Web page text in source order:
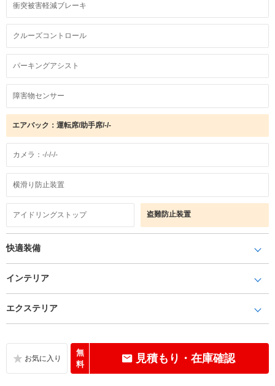
衝突被害軽減ブレーキ
クルーズコントロール
パーキングアシスト
障害物センサー
エアバック：運転席/助手席/-/-
カメラ：-/-/-/-
横滑り防止装置
アイドリングストップ 盗難防止装置
快適装備
インテリア
エクステリア
無
料
見積もり・在庫確認